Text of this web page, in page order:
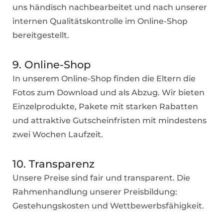
uns händisch nachbearbeitet und nach unserer
internen Qualitätskontrolle im Online-Shop
bereitgestellt.
9. Online-Shop
In unserem Online-Shop finden die Eltern die
Fotos zum Download und als Abzug. Wir bieten
Einzelprodukte, Pakete mit starken Rabatten
und attraktive Gutscheinfristen mit mindestens
zwei Wochen Laufzeit.
10. Transparenz
Unsere Preise sind fair und transparent. Die
Rahmenhandlung unserer Preisbildung:
Gestehungskosten und Wettbewerbsfähigkeit.